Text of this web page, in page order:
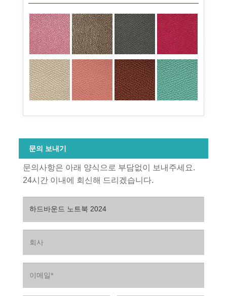
문의 보내기
문의사항은 아래 양식으로 부담없이 보내주세요.
24시간 이내에 회신해 드리겠습니다.